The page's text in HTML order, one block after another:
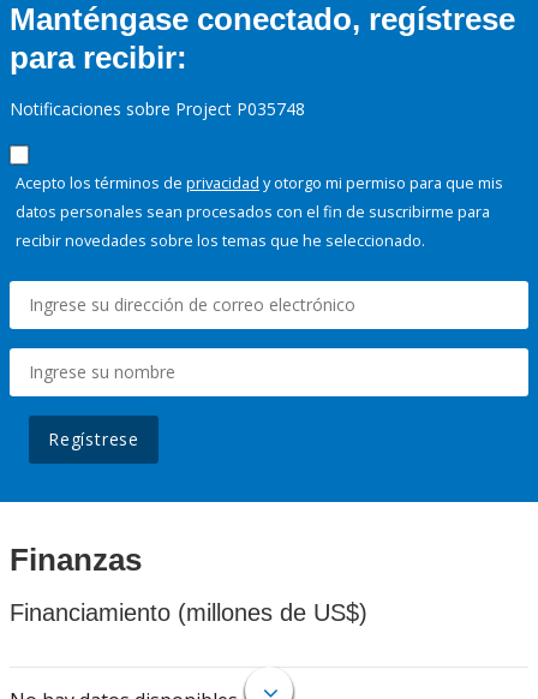
Manténgase conectado, regístrese
para recibir:
Notificaciones sobre Project P035748
Acepto los términos de privacidad y otorgo mi permiso para que mis
datos personales sean procesados con el fin de suscribirme para
recibir novedades sobre los temas que he seleccionado.
Regístrese
Finanzas
Financiamiento (millones de US$)